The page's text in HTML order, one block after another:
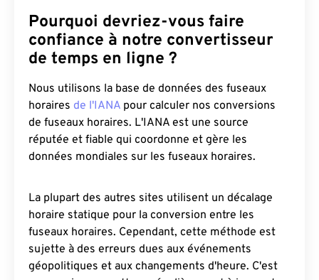
Pourquoi devriez-vous faire
confiance à notre convertisseur
de temps en ligne ?
Nous utilisons la base de données des fuseaux
horaires de l'IANA pour calculer nos conversions
de fuseaux horaires. L'IANA est une source
réputée et fiable qui coordonne et gère les
données mondiales sur les fuseaux horaires.
La plupart des autres sites utilisent un décalage
horaire statique pour la conversion entre les
fuseaux horaires. Cependant, cette méthode est
sujette à des erreurs dues aux événements
géopolitiques et aux changements d'heure. C'est